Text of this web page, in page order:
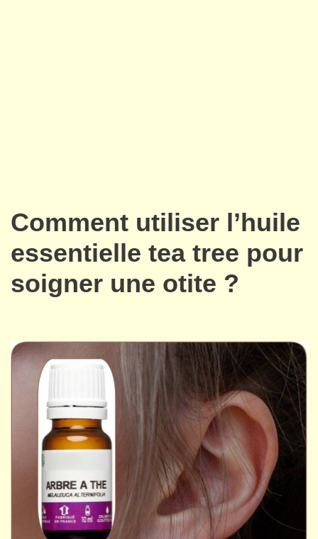
Comment utiliser l’huile
essentielle tea tree pour
soigner une otite ?